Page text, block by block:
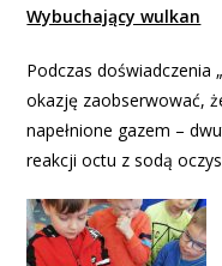
Wybuchający wulkan
Podczas doświadczenia
okazję zaobserwować,
napełnione gazem –
reakcji octu z sodą